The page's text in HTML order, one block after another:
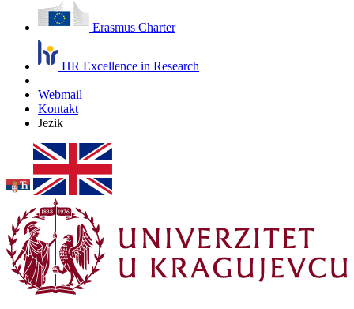
Erasmus Charter
HR Excellence in Research
Webmail
Kontakt
Jezik